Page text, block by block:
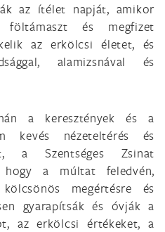
az ítélet napját, amikor
és megfizet
az erkölcsi életet, és
alamizsnával és
a keresztények és a
kevés nézeteltérés és
a Szentséges Zsinat
a múltat feledvén,
megértésre és
gyarapítsák és óvják a
az erkölcsi értékeket, a